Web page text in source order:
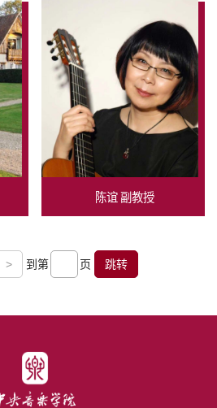
陈谊 副教授
> 到第 页 跳转